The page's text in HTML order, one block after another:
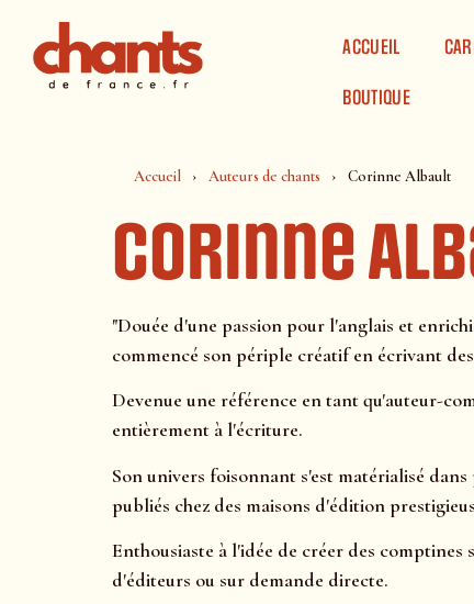
ACCUEIL
BOUTIQUE
Accueil Auteurs de chants Corinne Albault
Corinne
"Douée d'une passion pour l'anglais et
commencé son périple créatif en écrivant
Devenue une référence en tant qu'auteur-
entièrement à l'écriture.
Son univers foisonnant s'est matérialisé
publiés chez des maisons d'édition
Enthousiaste à l'idée de créer des
d'éditeurs ou sur demande directe.